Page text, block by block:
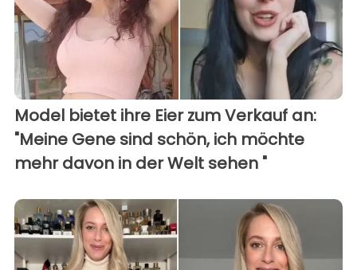
Model bietet ihre Eier zum Verkauf an:
"Meine Gene sind schön, ich möchte
mehr davon in der Welt sehen "